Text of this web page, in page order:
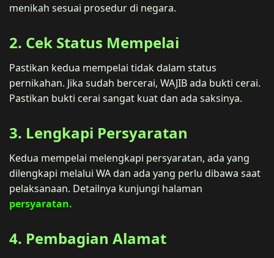
menikah sesuai prosedur di negara.
2. Cek Status Mempelai
Pastikan kedua mempelai tidak dalam status
pernikahan. Jika sudah bercerai, WAJIB ada bukti cerai.
Pastikan bukti cerai sangat kuat dan ada saksinya.
3. Lengkapi Persyaratan
Kedua mempelai melengkapi persyaratan, ada yang
dilengkapi melalui WA dan ada yang perlu dibawa saat
pelaksanaan. Detailnya kunjungi halaman
persyaratan.
4. Pembagian Alamat